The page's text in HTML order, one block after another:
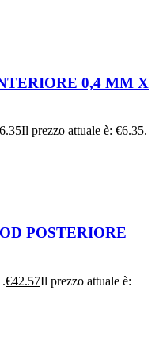
0,4 MM X
6.35Il prezzo attuale è: €6.35.
POSTERIORE
€42.57Il prezzo attuale è: